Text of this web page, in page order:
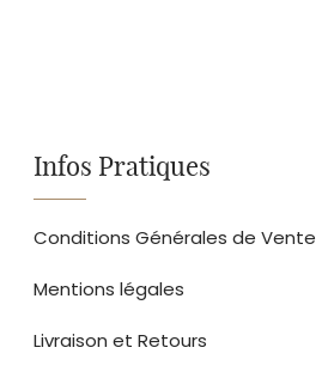
Infos Pratiques
Conditions Générales de Vente
Mentions légales
Livraison et Retours